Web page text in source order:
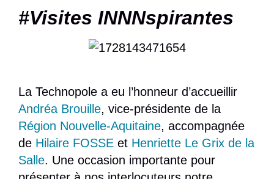
#Visites INNNspirantes
La Technopole a eu l’honneur d’accueillir
Andréa Brouille, vice-présidente de la
Région Nouvelle-Aquitaine, accompagnée
de Hilaire FOSSE et Henriette Le Grix de la
Salle. Une occasion importante pour